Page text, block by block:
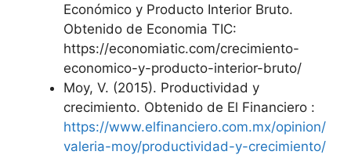
Económico y Producto Interior Bruto.
Obtenido de Economia TIC:
https://economiatic.com/crecimiento-
economico-y-producto-interior-bruto/
Moy, V. (2015). Productividad y
crecimiento. Obtenido de El Financiero :
https://www.elfinanciero.com.mx/opinion/
valeria-moy/productividad-y-crecimiento/